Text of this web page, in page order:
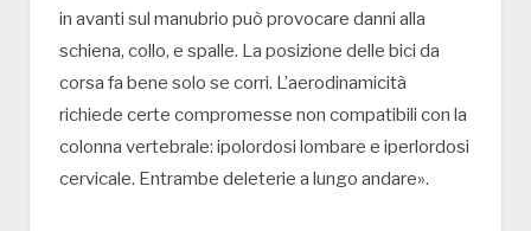
in avanti sul manubrio può provocare danni alla
schiena, collo, e spalle. La posizione delle bici da
corsa fa bene solo se corri. L’aerodinamicità
richiede certe compromesse non compatibili con la
colonna vertebrale: ipolordosi lombare e iperlordosi
cervicale. Entrambe deleterie a lungo andare».